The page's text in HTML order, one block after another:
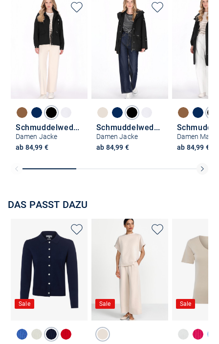
Schmuddelwedda
Damen Jacke
ab 84,99 €
Schmuddelwedda
Damen Jacke
ab 84,99 €
Damen
ab 84,99 €
DAS PASST DAZU
Sale Sale Sale